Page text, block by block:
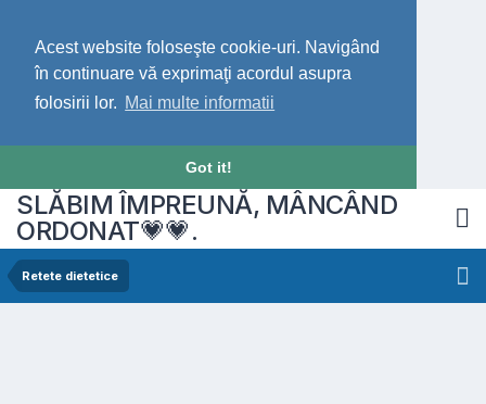
Acest website foloseşte cookie-uri. Navigând
în continuare vă exprimaţi acordul asupra
folosirii lor. Mai multe informatii
Got it!
SLĂBIM ÎMPREUNĂ, MÂNCÂND
ORDONAT💗💗.
Retete dietetice